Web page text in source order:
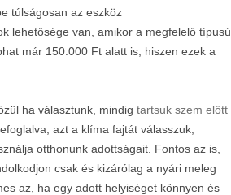
túlságosan az eszköz
lehetősége van, amikor a megfelelő típusú
már 150.000 Ft alatt is, hiszen ezek a
ha választunk, mindig tartsuk szem előtt
azt a klíma fajtát válasszuk,
otthonunk adottságait. Fontos az is,
csak és kizárólag a nyári meleg
az, ha egy adott helyiséget könnyen és